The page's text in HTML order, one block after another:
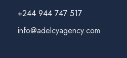
+244 944 747 517
info@adelcyagency.com